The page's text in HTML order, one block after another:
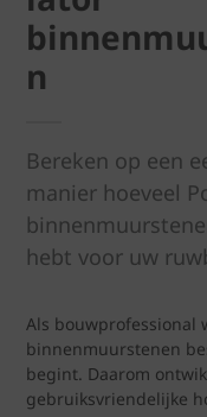
n
Bereken op een
manier hoeveel
hebt voor uw
Als bouwprofessional
binnenmuurstenen
begint. Daarom
gebruiksvriendelijke